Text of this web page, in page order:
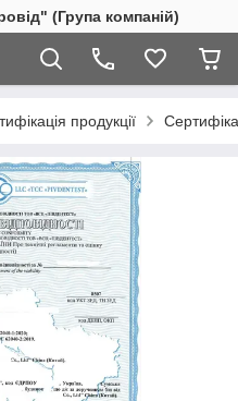
(Група компаній)
продукції